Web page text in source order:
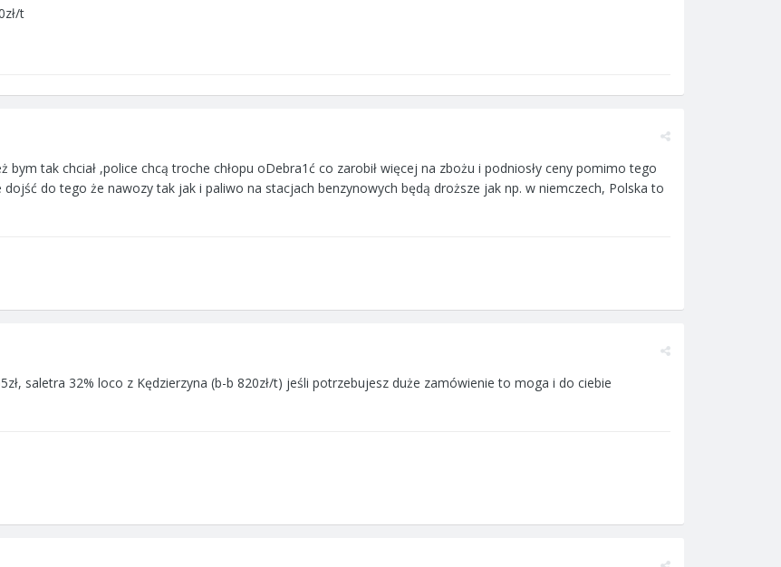
t
bym tak chciał ,police chcą troche chłopu oDebra1ć co zarobił więcej na zbożu i podniosły ceny pomimo tego
dojść do tego że nawozy tak jak i paliwo na stacjach benzynowych będą droższe jak np. w niemczech, Polska to
saletra 32% loco z Kędzierzyna (b-b 820zł/t) jeśli potrzebujesz duże zamówienie to moga i do ciebie